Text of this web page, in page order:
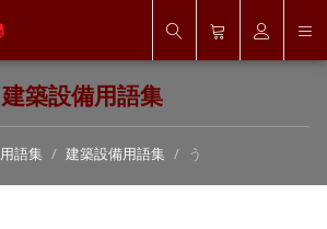
建築設備用語集
用語集 建築設備用語集 う